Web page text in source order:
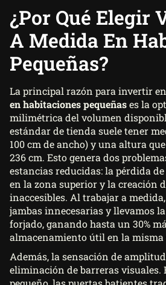
¿Por Qué Elegir
A Medida En
Pequeñas?
La principal razón para invertir en
en habitaciones pequeñases la
milimétrica del volumen
estándar de tienda suele tener
100 cm de ancho) y una altura
236 cm. Esto genera dos
estancias reducidas: la pérdida
en la zona superior y la creación
inaccesibles. Al trabajar a
jambas innecesarias y llevamos
forjado, ganando hasta un 30%
almacenamiento útil en la misma
Además, la sensación de
eliminación de barreras